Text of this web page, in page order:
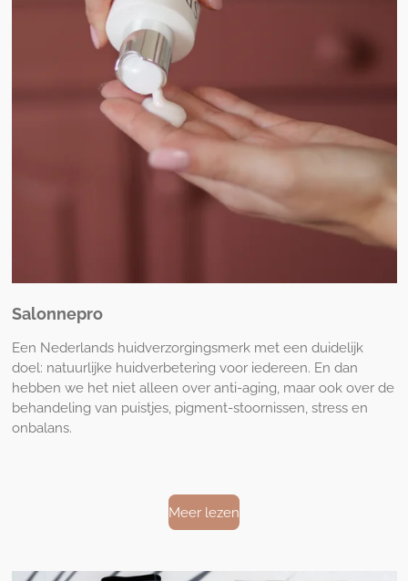
Salonnepro
Een Nederlands huidverzorgingsmerk met een duidelijk
doel: natuurlijke huidverbetering voor iedereen. En dan
hebben we het niet alleen over anti-aging, maar ook over de
behandeling van puistjes, pigment-stoornissen, stress en
onbalans.
Meer lezen